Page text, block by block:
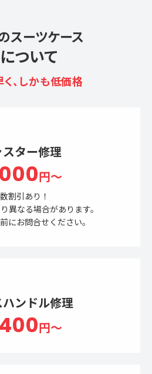
スーツケース
ついて
く、しかも低価格
スター修理
円～
割引あり！
異なる場合があります。
にお問合せください。
ハンドル修理
円～